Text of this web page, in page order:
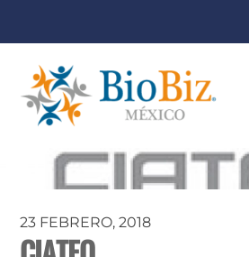
23 FEBRERO, 2018